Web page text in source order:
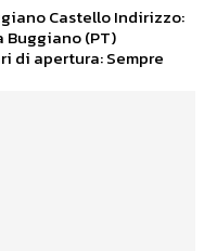
Castello Indirizzo:
Buggiano (PT)
di apertura: Sempre